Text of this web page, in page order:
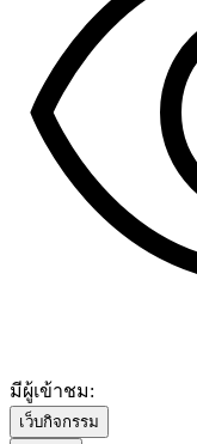
มีผู้เข้าชม:
เว็บกิจกรรม